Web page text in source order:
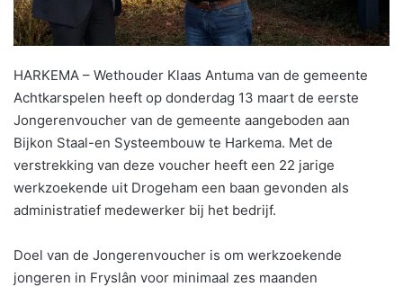
HARKEMA – Wethouder Klaas Antuma van de gemeente
Achtkarspelen heeft op donderdag 13 maart de eerste
Jongerenvoucher van de gemeente aangeboden aan
Bijkon Staal-en Systeembouw te Harkema. Met de
verstrekking van deze voucher heeft een 22 jarige
werkzoekende uit Drogeham een baan gevonden als
administratief medewerker bij het bedrijf.
Doel van de Jongerenvoucher is om werkzoekende
jongeren in Fryslân voor minimaal zes maanden